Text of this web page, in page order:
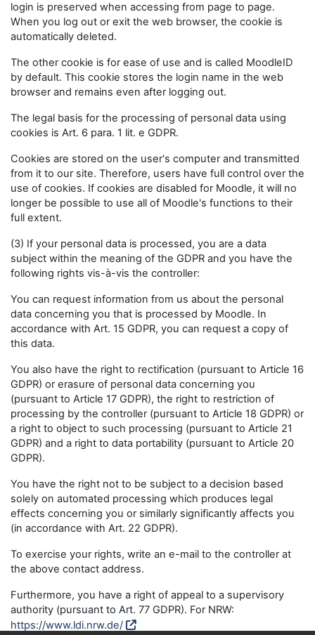
login is preserved when accessing from page to page.
When you log out or exit the web browser, the cookie is
automatically deleted.
The other cookie is for ease of use and is called MoodleID
by default. This cookie stores the login name in the web
browser and remains even after logging out.
The legal basis for the processing of personal data using
cookies is Art. 6 para. 1 lit. e GDPR.
Cookies are stored on the user's computer and transmitted
from it to our site. Therefore, users have full control over the
use of cookies. If cookies are disabled for Moodle, it will no
longer be possible to use all of Moodle's functions to their
full extent.
(3) If your personal data is processed, you are a data
subject within the meaning of the GDPR and you have the
following rights vis-à-vis the controller:
You can request information from us about the personal
data concerning you that is processed by Moodle. In
accordance with Art. 15 GDPR, you can request a copy of
this data.
You also have the right to rectification (pursuant to Article 16
GDPR) or erasure of personal data concerning you
(pursuant to Article 17 GDPR), the right to restriction of
processing by the controller (pursuant to Article 18 GDPR) or
a right to object to such processing (pursuant to Article 21
GDPR) and a right to data portability (pursuant to Article 20
GDPR).
You have the right not to be subject to a decision based
solely on automated processing which produces legal
effects concerning you or similarly significantly affects you
(in accordance with Art. 22 GDPR).
To exercise your rights, write an e-mail to the controller at
the above contact address.
Furthermore, you have a right of appeal to a supervisory
authority (pursuant to Art. 77 GDPR). For NRW:
https://www.ldi.nrw.de/